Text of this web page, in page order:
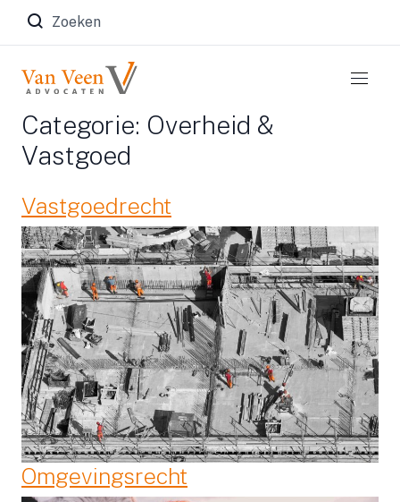
Zoeken naar:
Categorie: Overheid &
Vastgoed
Vastgoedrecht
Omgevingsrecht